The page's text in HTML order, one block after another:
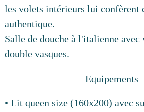
les volets intérieurs lui confèrent
authentique.
Salle de douche à l'italienne
double vasques.
Equipements
• Lit queen size (160x200) avec